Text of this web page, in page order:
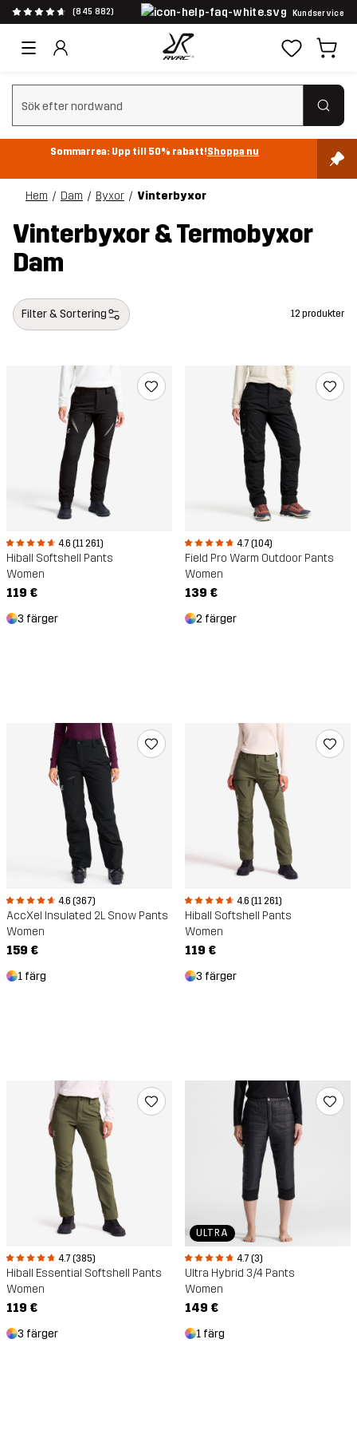
(845 882) Kundservice
Rensa sök
Sommarrea: Upp till 50% rabatt!Shoppa nu
Hem Dam Byxor Vinterbyxor
Vinterbyxor & Termobyxor
Dam
Filter & Sortering 12 produkter
4.6 (11 261)
Hiball Softshell Pants
Women
119 €
3 färger
4.7 (104)
Field Pro Warm Outdoor Pants
Women
139 €
2 färger
4.6 (367)
AccXel Insulated 2L Snow Pants
Women
159 €
1 färg
4.6 (11 261)
Hiball Softshell Pants
Women
119 €
3 färger
4.7 (385)
Hiball Essential Softshell Pants
Women
119 €
3 färger
ULTRA
4.7 (3)
Ultra Hybrid 3/4 Pants
Women
149 €
1 färg